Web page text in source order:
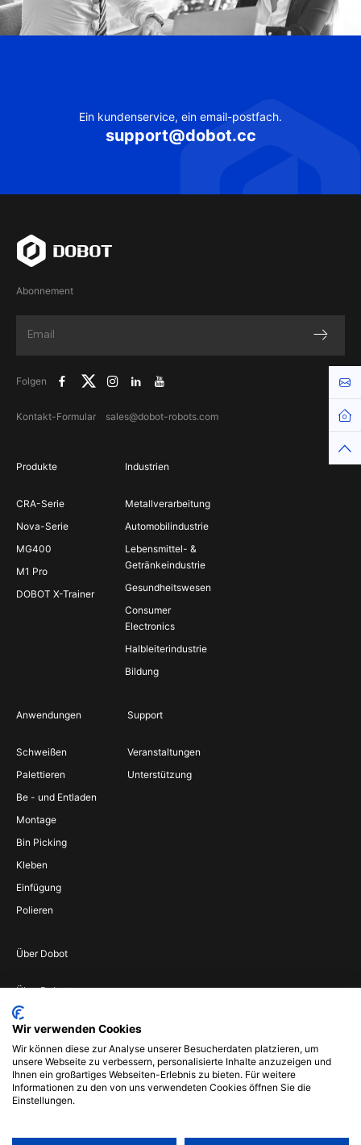
Ein kundenservice, ein email-postfach.
support@dobot.cc
Abonnement
Folgen
Kontakt-Formular sales@dobot-robots.com
Produkte
CRA-Serie
Nova-Serie
MG400
M1 Pro
DOBOT X-Trainer
Industrien
Metallverarbeitung
Automobilindustrie
Lebensmittel- &
Getränkeindustrie
Gesundheitswesen
Consumer
Electronics
Halbleiterindustrie
Bildung
Anwendungen
Schweißen
Palettieren
Be - und Entladen
Montage
Bin Picking
Kleben
Einfügung
Polieren
Support
Veranstaltungen
Unterstützung
Über Dobot
Über Dobot
Werden Sie
Vertriebspartner
Wenden Sie sich an
uns
Impressum
Wir verwenden Cookies
Wir können diese zur Analyse unserer Besucherdaten platzieren, um
unsere Webseite zu verbessern, personalisierte Inhalte anzuzeigen und
Ihnen ein großartiges Webseiten-Erlebnis zu bieten. Für weitere
Informationen zu den von uns verwendeten Cookies öffnen Sie die
Einstellungen.